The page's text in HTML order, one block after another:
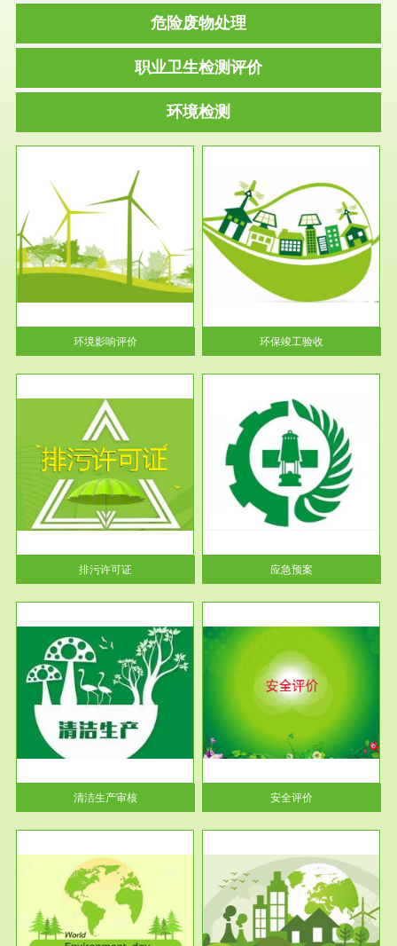
危险废物处理
职业卫生检测评价
环境检测
环境影响评价
服务范围
环保竣工验收
根据《建设项目环境保护管理条
例》第十七条 编制环境影响报
告书、...
环保竣工验收
排污许可证
服务范围
应急预案
根据《中华人民共和国环境保护
法》第十九条 企业事业单位应
当按照...
应急预案
清洁生产审核
服务范围
安全评价
安全评价安全评价目的是查找、
分析和预测工程、系统、生产经
营活...
安全评价
服务范围
VOCs在线监测